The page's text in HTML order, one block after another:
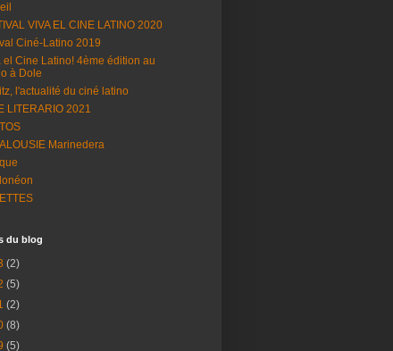
VIVA EL CINE LATINO 2020
Ciné-Latino 2019
el Cine Latino! 4ème édition au
à Dole
l'actualité du ciné latino
LITERARIO 2021
Marinedera
du blog
(2)
(5)
(2)
(8)
(5)